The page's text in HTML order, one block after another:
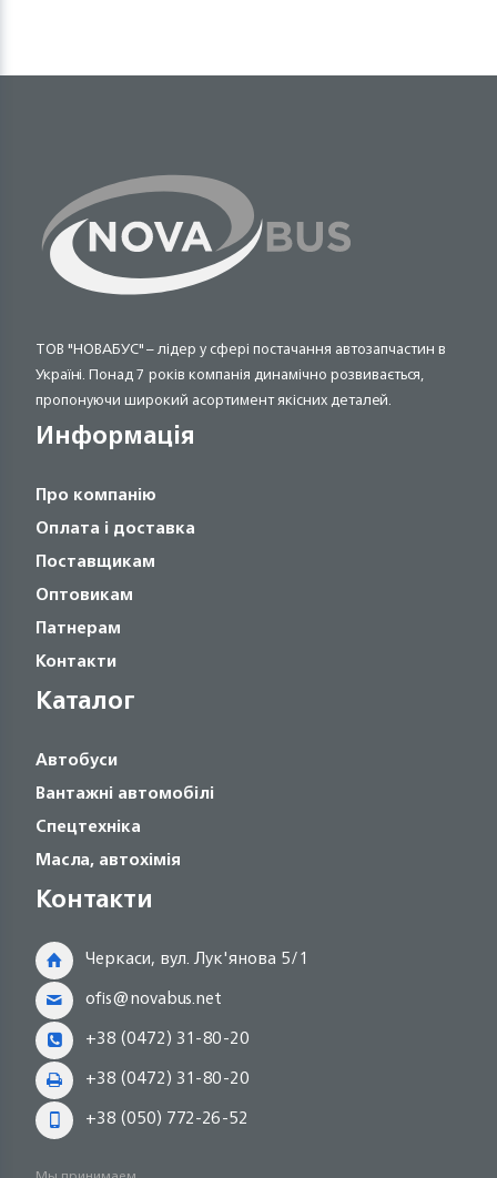
ТОВ "НОВАБУС" – лідер у сфері постачання автозапчастин в
Україні. Понад 7 років компанія динамічно розвивається,
пропонуючи широкий асортимент якісних деталей.
Информація
Про компанію
Оплата і доставка
Поставщикам
Оптовикам
Патнерам
Контакти
Каталог
Автобуси
Вантажні автомобілі
Спецтехніка
Масла, автохімія
Контакти
Черкаси, вул. Лук'янова 5/1
ofis@novabus.net
+38 (0472) 31-80-20
+38 (0472) 31-80-20
+38 (050) 772-26-52